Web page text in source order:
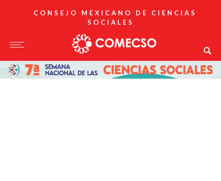
CONSEJO MEXICANO DE CIENCIAS
SOCIALES